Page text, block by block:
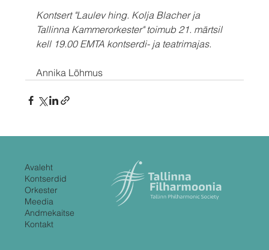
Kontsert "Laulev hing. Kolja Blacher ja
Tallinna Kammerorkester" toimub 21. märtsil
kell 19.00 EMTA kontserdi- ja teatrimajas.
Annika Lõhmus
Avaleht
Kontserdid
Orkester
Meedia
Andmekaitse
Kontakt